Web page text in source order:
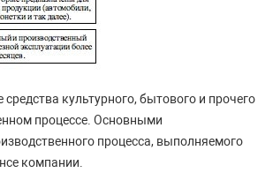
культурного, бытового и прочего
процессе. Основными
процесса, выполняемого
компании.